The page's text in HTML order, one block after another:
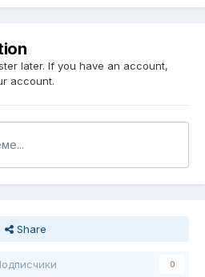
later. If you have an account,
account.
Share
0